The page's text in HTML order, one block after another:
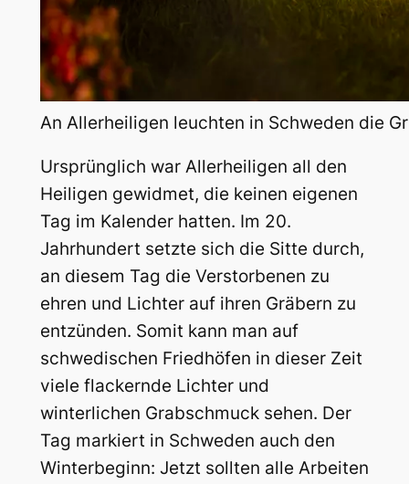
An Allerheiligen leuchten in Schweden die
Ursprünglich war Allerheiligen all den
Heiligen gewidmet, die keinen eigenen
Tag im Kalender hatten. Im 20.
Jahrhundert setzte sich die Sitte durch,
an diesem Tag die Verstorbenen zu
ehren und Lichter auf ihren Gräbern zu
entzünden. Somit kann man auf
schwedischen Friedhöfen in dieser Zeit
viele flackernde Lichter und
winterlichen Grabschmuck sehen. Der
Tag markiert in Schweden auch den
Winterbeginn: Jetzt sollten alle Arbeiten